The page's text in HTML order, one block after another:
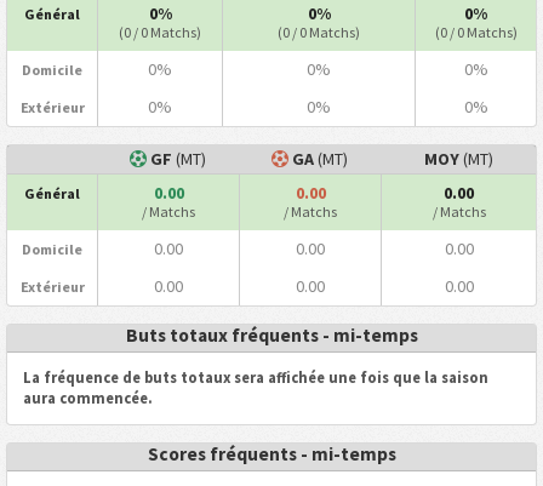
Général 0%
(0 / 0 Matchs)
0%
(0 / 0 Matchs)
0%
(0 / 0 Matchs)
Domicile 0% 0% 0%
Extérieur 0% 0% 0%
GF (MT) GA(MT) MOY(MT)
Général 0.00
/ Matchs
0.00
/ Matchs
0.00
/ Matchs
Domicile 0.00 0.00 0.00
Extérieur 0.00 0.00 0.00
Buts totaux fréquents - mi-temps
La fréquence de buts totaux sera affichée une fois que la saison
aura commencée.
Scores fréquents - mi-temps